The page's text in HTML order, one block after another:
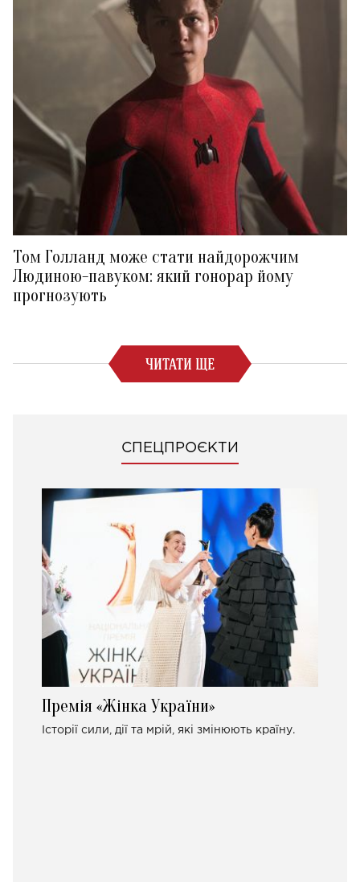
Том Голланд може стати найдорожчим
Людиною-павуком: який гонорар йому
прогнозують
ЧИТАТИ ЩЕ
СПЕЦПРОЄКТИ
Премія «Жінка України»
Історії сили, дії та мрій, які змінюють країну.